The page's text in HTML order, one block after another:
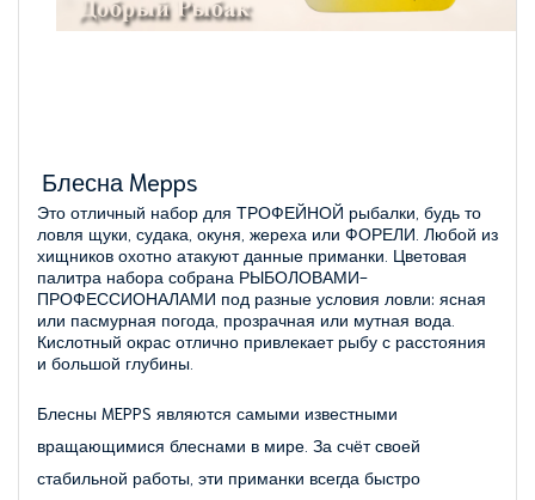
Блесна Mepps
Это отличный набор для ТРОФЕЙНОЙ рыбалки, будь то
ловля щуки, судака, окуня, жереха или ФОРЕЛИ. Любой из
хищников охотно атакуют данные приманки. Цветовая
палитра набора собрана РЫБОЛОВАМИ-
ПРОФЕССИОНАЛАМИ под разные условия ловли: ясная
или пасмурная погода, прозрачная или мутная вода.
Кислотный окрас отлично привлекает рыбу с расстояния
и большой глубины.
Блесны MEPPS являются самыми известными
вращающимися блеснами в мире. За счёт своей
стабильной работы, эти приманки всегда быстро